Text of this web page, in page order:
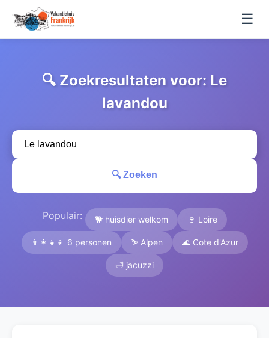
☰
🔍 Zoekresultaten voor: Le
lavandou
🔍 Zoeken
Populair: 🐕 huisdier welkom 🍷 Loire
👨‍👩‍👧‍👦 6 personen ⛷️ Alpen 🌊 Cote d'Azur
🛁 jacuzzi